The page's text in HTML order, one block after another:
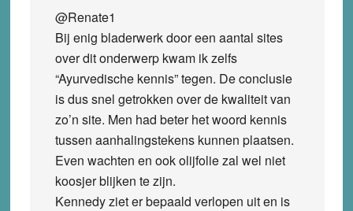
@Renate1
Bij enig bladerwerk door een aantal sites
over dit onderwerp kwam ik zelfs
“Ayurvedische kennis” tegen. De conclusie
is dus snel getrokken over de kwaliteit van
zo’n site. Men had beter het woord kennis
tussen aanhalingstekens kunnen plaatsen.
Even wachten en ook olijfolie zal wel niet
koosjer blijken te zijn.
Kennedy ziet er bepaald verlopen uit en is